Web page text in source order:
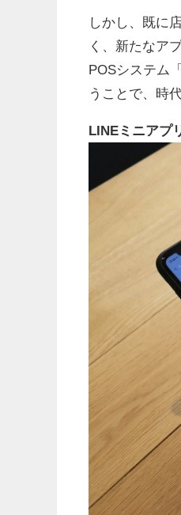
しかし、既に
く、新たなア
POSシステム
うことで、時
LINEミニアプ